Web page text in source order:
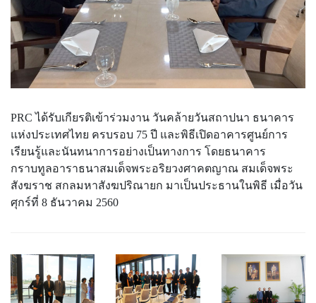
PRC ได้รับเกียรติเข้าร่วมงาน วันคล้ายวันสถาปนา ธนาคาร
แห่งประเทศไทย ครบรอบ 75 ปี และพิธีเปิดอาคารศูนย์การ
เรียนรู้และนันทนาการอย่างเป็นทางการ โดยธนาคาร
กราบทูลอาราธนาสมเด็จพระอริยวงศาคตญาณ สมเด็จพระ
สังฆราช สกลมหาสังฆปริณายก มาเป็นประธานในพิธี เมื่อวัน
ศุกร์ที่ 8 ธันวาคม 2560